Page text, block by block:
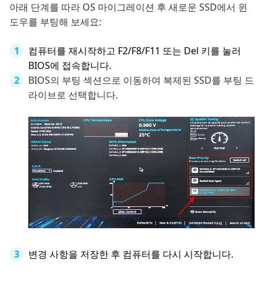
아래 단계를 따라 OS 마이그레이션 후 새로운 SSD에서 윈
도우를 부팅해 보세요:
컴퓨터를 재시작하고 F2/F8/F11 또는 Del 키를 눌러
BIOS에 접속합니다.
BIOS의 부팅 섹션으로 이동하여 복제된 SSD를 부팅 드
라이브로 선택합니다.
변경 사항을 저장한 후 컴퓨터를 다시 시작합니다.